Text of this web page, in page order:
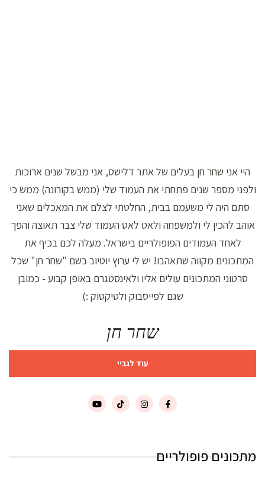
היי אני שחר חן בעלים של אתר דלישס, אני מבשל שנים ארוכות
ולפני מספר שנים פתחתי את העמוד שלי (ממש בקורונה) ממש כי
סתם היה לי משעמם בבית, החלטתי לצלם את המאכלים שאני
אוהב להכין לי ולמשפחה ולאט לאט העמוד שלי צבר תאוצה והפך
לאחד העמודים הפופולריים בישראל. מעלה לכם בכיף את
המתכונים מקווה שתאהבו! יש לי ערוץ יוטיוב בשם "שחר חן" שכל
סרטוני המתכונים עולים אליו ולאינסטגרם באופן קבוע - כמובן
שגם לפייסבוק ולטיקטוק :)
שחר חן
עוד לגביי
מתכונים פופולריים